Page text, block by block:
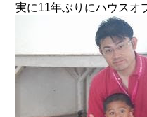
実に11年ぶりにハウスオ